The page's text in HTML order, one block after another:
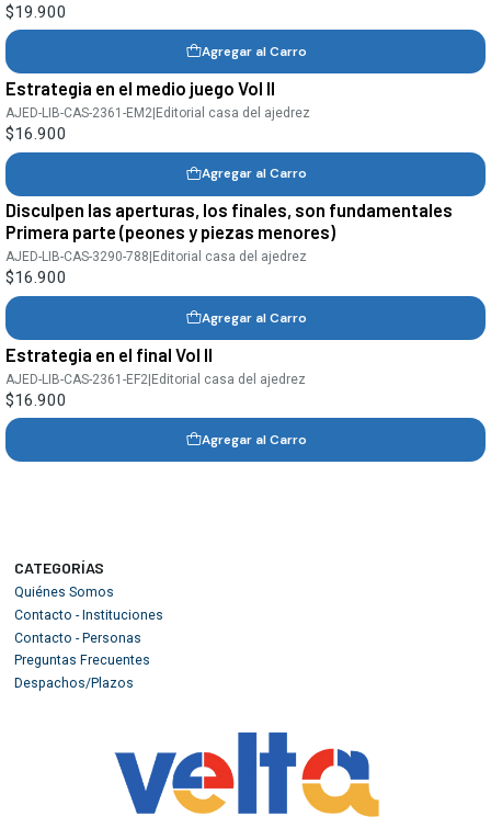
$19.900
Agregar al Carro
Estrategia en el medio juego Vol II
AJED-LIB-CAS-2361-EM2 Editorial casa del ajedrez
$16.900
Agregar al Carro
Disculpen las aperturas, los finales, son fundamentales
Primera parte (peones y piezas menores)
AJED-LIB-CAS-3290-788 Editorial casa del ajedrez
$16.900
Agregar al Carro
Estrategia en el final Vol II
AJED-LIB-CAS-2361-EF2|Editorial casa del ajedrez
$16.900
Agregar al Carro
CATEGORÍAS
Quiénes Somos
Contacto - Instituciones
Contacto - Personas
Preguntas Frecuentes
Despachos/Plazos